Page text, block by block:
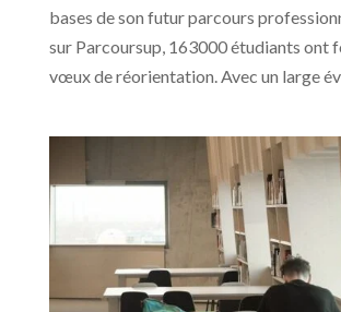
bases de son futur parcours
sur Parcoursup, 163000 étudiants ont
vœux de réorientation. Avec un large